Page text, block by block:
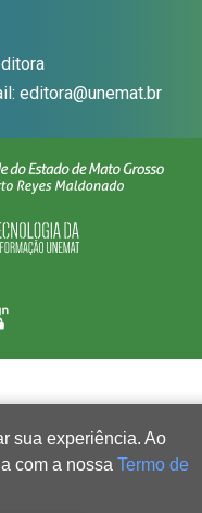
editora@unemat.br
sua experiência. Ao
com a nossa Termo de